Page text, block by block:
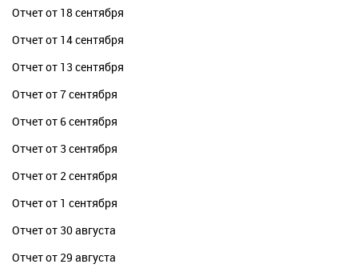
Отчет от 18 сентября
Отчет от 14 сентября
Отчет от 13 сентября
Отчет от 7 сентября
Отчет от 6 сентября
Отчет от 3 сентября
Отчет от 2 сентября
Отчет от 1 сентября
Отчет от 30 августа
Отчет от 29 августа